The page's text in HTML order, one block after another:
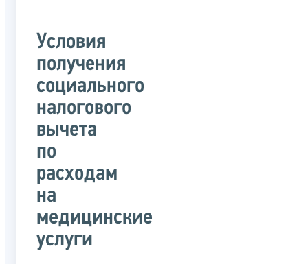
Условия
получения
социального
налогового
вычета
по
расходам
на
медицинские
услуги